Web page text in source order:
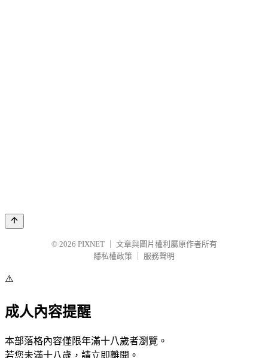
© 2026 PIXNET
文章與圖片權利屬原作者所有
隱私權政策
服務聲明
⚠️
成人內容提醒
本部落格內容僅限年滿十八歲者瀏覽。
若您未滿十八歲，請立即離開。